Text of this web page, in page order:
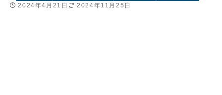
2024年4月21日 2024年11月25日